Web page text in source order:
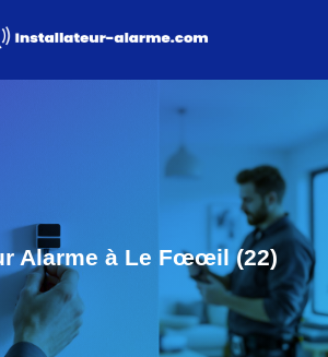
Alarme à Le Fœœil (22)